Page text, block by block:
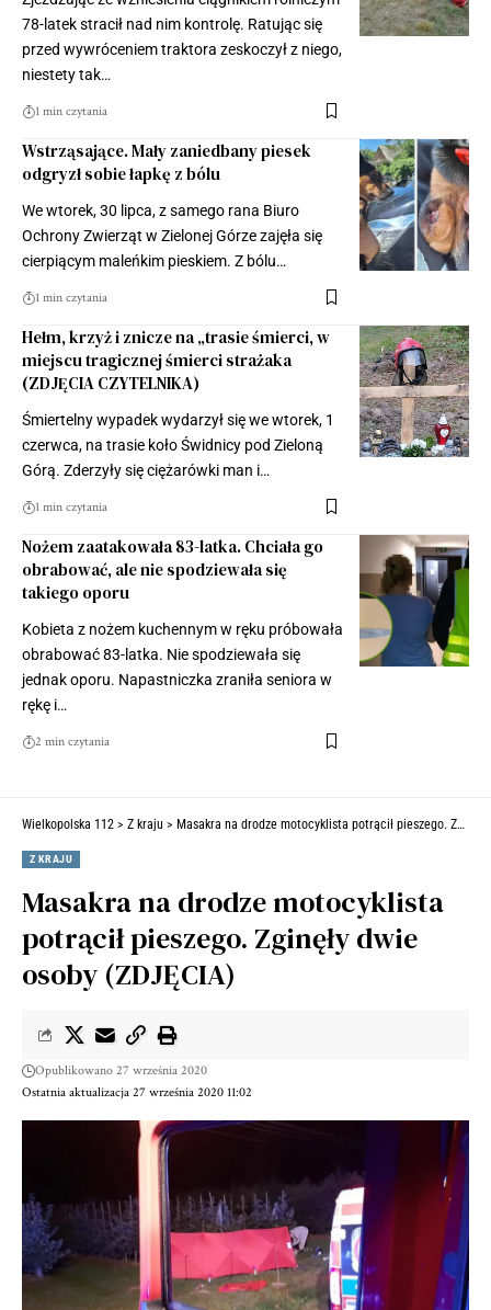
78-latek stracił nad nim kontrolę. Ratując się
przed wywróceniem traktora zeskoczył z niego,
niestety tak…
1 min czytania
Wstrząsające. Mały zaniedbany piesek
odgryzł sobie łapkę z bólu
We wtorek, 30 lipca, z samego rana Biuro
Ochrony Zwierząt w Zielonej Górze zajęła się
cierpiącym maleńkim pieskiem. Z bólu…
1 min czytania
Hełm, krzyż i znicze na „trasie śmierci, w
miejscu tragicznej śmierci strażaka
(ZDJĘCIA CZYTELNIKA)
Śmiertelny wypadek wydarzył się we wtorek, 1
czerwca, na trasie koło Świdnicy pod Zieloną
Górą. Zderzyły się ciężarówki man i…
1 min czytania
Nożem zaatakowała 83-latka. Chciała go
obrabować, ale nie spodziewała się
takiego oporu
Kobieta z nożem kuchennym w ręku próbowała
obrabować 83-latka. Nie spodziewała się
jednak oporu. Napastniczka zraniła seniora w
rękę i…
2 min czytania
Wielkopolska 112 > Z kraju > Masakra na drodze motocyklista potrącił pieszego. Zginęły dwie osoby (ZDJĘCIA)
Z KRAJU
Masakra na drodze motocyklista
potrącił pieszego. Zginęły dwie
osoby (ZDJĘCIA)
Ostatnia aktualizacja 27 września 2020 11:02
Opublikowano 27 września 2020